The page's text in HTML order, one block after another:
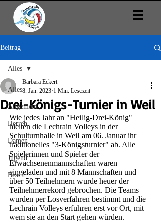
Beitrag
Alles
Allgemein
Herren
Damen
Jugend
Beach
Alles
Drei-Königs-Turnier in Weil
Barbara Eckert
8. Jan. 2023 1 Min. Lesezeit
Wie jedes Jahr an "Heilig-Drei-König"
hielten die Lechrain Volleys in der
Schulturnhalle in Weil am 06. Januar ihr
traditionelles "3-Königsturnier" ab. Alle
Spielerinnen und Spieler der
Erwachsenenmannschaften waren
eingeladen und mit 8 Mannschaften und
über 50 Teilnehmern wurde heuer der
Teilnehmerrekord gebrochen. Die Teams
wurden per Losverfahren bestimmt und die
Lechrain Volleys erfuhren erst vor Ort, mit
wem sie an den Start gehen würden.